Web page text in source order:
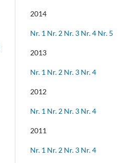
2014
Nr. 1 Nr. 2 Nr. 3 Nr. 4 Nr. 5
2013
Nr. 1 Nr. 2 Nr. 3 Nr. 4
2012
Nr. 1 Nr. 2 Nr. 3 Nr. 4
2011
Nr. 1 Nr. 2 Nr. 3 Nr. 4